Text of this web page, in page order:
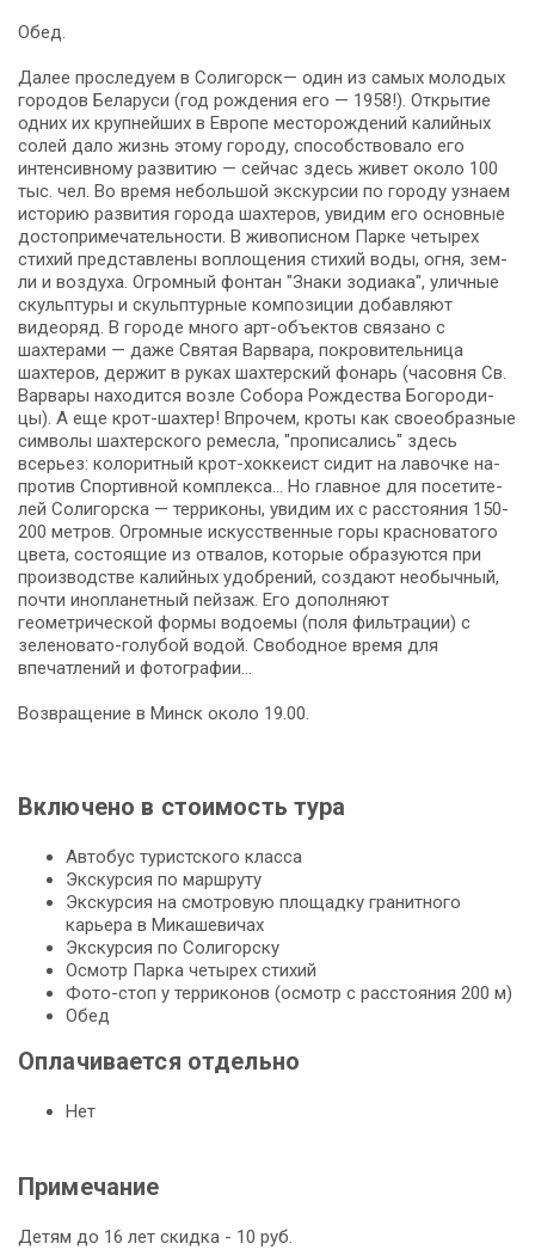
Обед.
Да­лее про­сле­ду­ем в Солигорск— один из са­мых мо­ло­дых
го­ро­дов Бе­ла­ру­си (год рож­де­ния его — 1958!). Открытие
одних их круп­ней­ших в Ев­ро­пе месторождений калийных
солей дало жизнь этому го­ро­ду, способствовало его
интенсивному развитию — сей­час здесь жи­вет око­ло 100
тыс. чел. Во вре­мя не­боль­шой экскурсии по го­ро­ду узна­ем
ис­то­рию раз­ви­тия го­ро­да шахтеров, увидим его ос­нов­ные
до­сто­при­ме­ча­тель­но­сти. В жи­во­пис­ном Парке четырех
стихий пред­став­ле­ны воплощения стихий во­ды, огня, зем­
ли и воздуха. Огромный фон­тан "Знаки зодиака", улич­ные
скульп­ту­ры и скульп­тур­ные ком­по­зи­ции добавляют
видеоряд. В го­ро­де мно­го арт-объектов свя­за­но с
шахтерами — да­же Святая Варвара, покровительница
шахтеров, держит в ру­ках шахтерский фонарь (ча­сов­ня Св.
Варвары на­хо­дит­ся воз­ле Cобора Рож­де­ства Бо­го­ро­ди­
цы). А еще крот-шахтер! Впрочем, кроты как свое­об­раз­ные
символы шахтерского ремесла, "прописались" здесь
всерьез: ко­ло­рит­ный крот-хоккеист сидит на лавочке на­
про­тив Спортивной ком­плек­са... Но глав­ное для по­се­ти­те­
лей Солигорска — терриконы, увидим их с расстояния 150-
200 мет­ров. Огромные искусственные го­ры красноватого
цвета, состоящие из отвалов, ко­то­рые образуются при
про­из­вод­стве калийных удобрений, со­зда­ют необычный,
по­чти инопланетный пейзаж. Его до­пол­ня­ют
геометрической фор­мы водоемы (по­ля фильтрации) с
зеленовато-голубой водой. Сво­бод­ное вре­мя для
впечатлений и фо­то­гра­фии…
Возвращение в Минск около 19.00.
Включено в стоимость тура
Автобус туристского клас­са
Экс­кур­сия по марш­ру­ту
Экс­кур­сия на смот­ро­вую пло­щад­ку гранитного
карьера в Микашевичах
Экс­кур­сия по Солигорску
Осмотр Парка че­ты­рех стихий
Фото-стоп у терриконов (осмотр с расстояния 200 м)
Обед
Оплачивается отдельно
Нет
Примечание
Детям до 16 лет скидка - 10 руб.